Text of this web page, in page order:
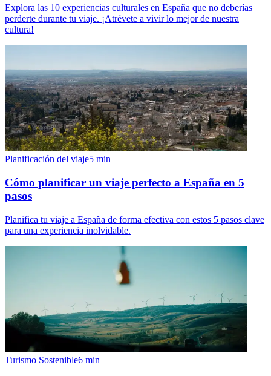
Explora las 10 experiencias culturales en España que no deberías
perderte durante tu viaje. ¡Atrévete a vivir lo mejor de nuestra
cultura!
Planificación del viaje5 min
Cómo planificar un viaje perfecto a España en 5
pasos
Planifica tu viaje a España de forma efectiva con estos 5 pasos clave
para una experiencia inolvidable.
Turismo Sostenible6 min